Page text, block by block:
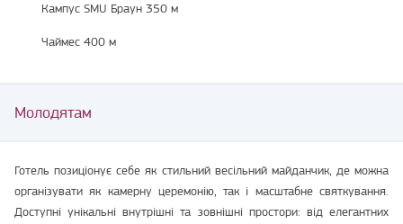
Кампус SMU Браун 350 м
Чаймес 400 м
Молодятам
Готель позиціонує себе як стильний весільний майданчик, де можна
організувати як камерну церемонію, так і масштабне святкування.
Доступні унікальні внутрішні та зовнішні простори: від елегантних